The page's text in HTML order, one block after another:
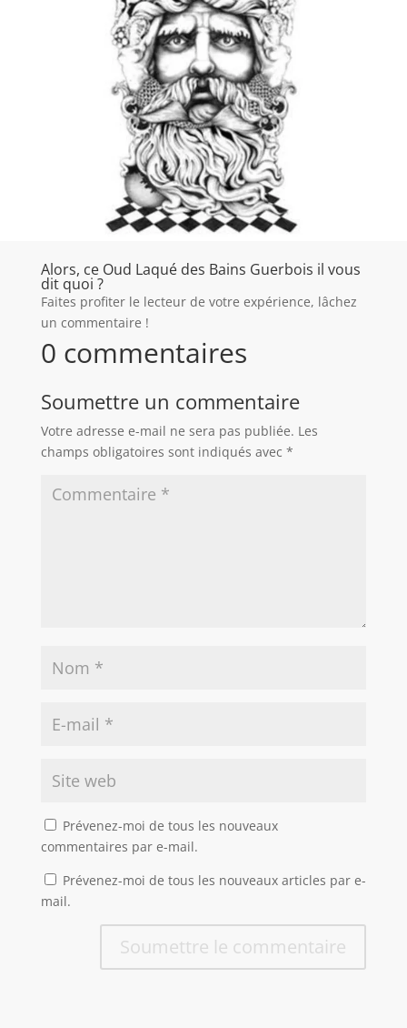
Alors, ce Oud Laqué des Bains Guerbois il vous
dit quoi ?
Faites profiter le lecteur de votre expérience, lâchez
un commentaire !
0 commentaires
Soumettre un commentaire
Votre adresse e-mail ne sera pas publiée. Les
champs obligatoires sont indiqués avec *
Prévenez-moi de tous les nouveaux
commentaires par e-mail.
Prévenez-moi de tous les nouveaux articles par e-
mail.
Soumettre le commentaire